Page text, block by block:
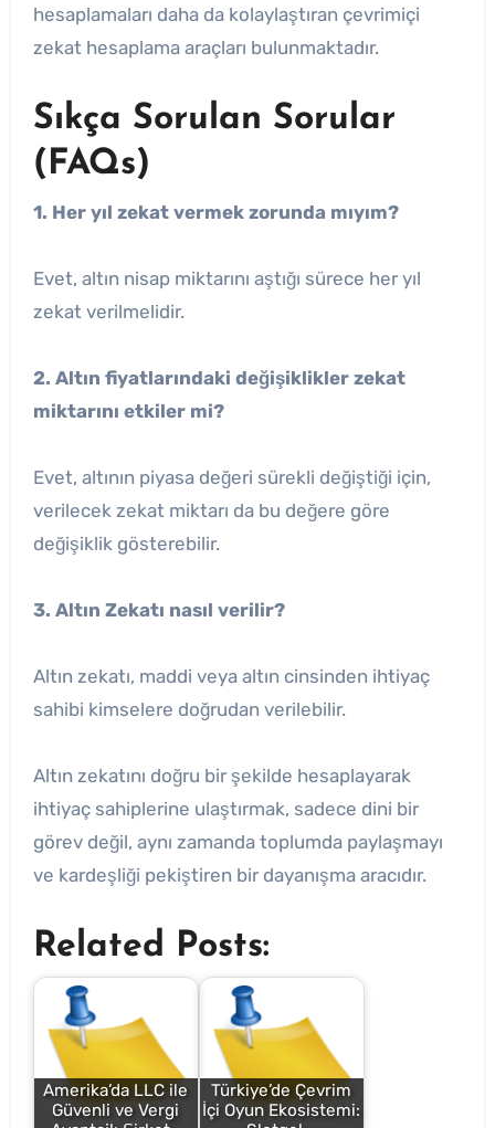
hesaplamaları daha da kolaylaştıran çevrimiçi
zekat hesaplama araçları bulunmaktadır.
Sıkça Sorulan Sorular
(FAQs)
1. Her yıl zekat vermek zorunda mıyım?
Evet, altın nisap miktarını aştığı sürece her yıl
zekat verilmelidir.
2. Altın fiyatlarındaki değişiklikler zekat
miktarını etkiler mi?
Evet, altının piyasa değeri sürekli değiştiği için,
verilecek zekat miktarı da bu değere göre
değişiklik gösterebilir.
3. Altın Zekatı nasıl verilir?
Altın zekatı, maddi veya altın cinsinden ihtiyaç
sahibi kimselere doğrudan verilebilir.
Altın zekatını doğru bir şekilde hesaplayarak
ihtiyaç sahiplerine ulaştırmak, sadece dini bir
görev değil, aynı zamanda toplumda paylaşmayı
ve kardeşliği pekiştiren bir dayanışma aracıdır.
Related Posts:
Amerika’da LLC ile
Güvenli ve Vergi
Türkiye’de Çevrim
İçi Oyun Ekosistemi: